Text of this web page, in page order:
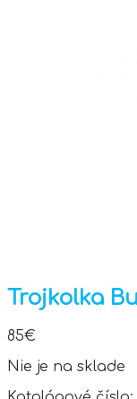
Trojkolka
85€
Nie je na sklade